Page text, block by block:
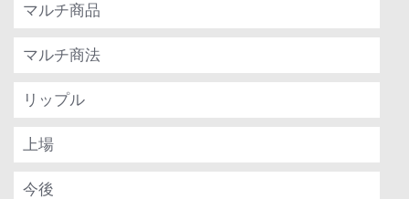
マルチ商品
マルチ商法
リップル
上場
今後